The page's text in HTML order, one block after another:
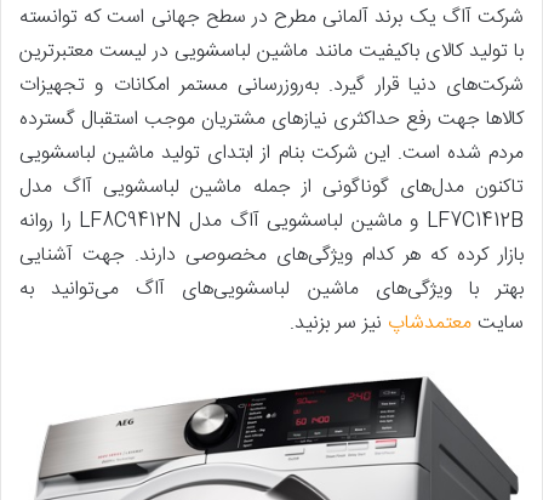
شرکت آاگ یک برند آلمانی مطرح در سطح جهانی است که توانسته
با تولید کالای باکیفیت مانند ماشین لباسشویی در لیست معتبرترین
شرکت‌های دنیا قرار گیرد. به‌روز‌رسانی مستمر امکانات و تجهیزات
کالاها جهت رفع حداکثری نیازهای مشتریان موجب استقبال گسترده
مردم شده است. این شرکت بنام از ابتدای تولید ماشین ‌لباسشویی
تاکنون مدل‌های گوناگونی از جمله ماشین لباسشویی‌ آاگ مدل
LF7C1412B و ماشین لباسشویی آاگ مدل LF8C9412N را روانه‌
بازار کرده که هر کدام ویژگی‌های مخصوصی دارند. جهت آشنایی
بهتر با ویژگی‌های ماشین لباسشویی‌های آاگ می‌توانيد به
سایت معتمدشاپ نیز سر بزنید.